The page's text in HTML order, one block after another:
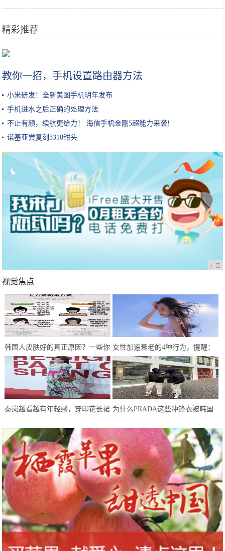
精彩推荐
教你一招，手机设置路由器方法
小米研发！全新美图手机明年发布
手机进水之后正确的处理方法
不止有颜，续航更给力！ 海信手机金刚5超能力来袭!
诺基亚尝复刻3310甜头
广告
视觉焦点
韩国人皮肤好的真正原因？一些你
没听过的护肤事实
女性加速衰老的4种行为，提醒：
能不做就不做，别任性妄为
秦岚越看越有年轻感，穿印花长裙 为什么PRADA这些冲锋衣被韩国